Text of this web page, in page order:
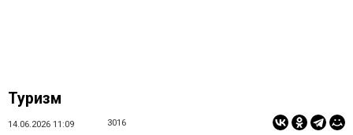
Туризм
14.06.2026 11:09 3016